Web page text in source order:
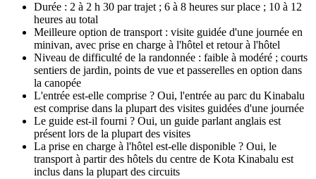
Durée : 2 à 2 h 30 par trajet ; 6 à 8 heures sur place ; 10 à 12
heures au total
Meilleure option de transport : visite guidée d'une journée en
minivan, avec prise en charge à l'hôtel et retour à l'hôtel
Niveau de difficulté de la randonnée : faible à modéré ; courts
sentiers de jardin, points de vue et passerelles en option dans
la canopée
L'entrée est-elle comprise ? Oui, l'entrée au parc du Kinabalu
est comprise dans la plupart des visites guidées d'une journée
Le guide est-il fourni ? Oui, un guide parlant anglais est
présent lors de la plupart des visites
La prise en charge à l'hôtel est-elle disponible ? Oui, le
transport à partir des hôtels du centre de Kota Kinabalu est
inclus dans la plupart des circuits